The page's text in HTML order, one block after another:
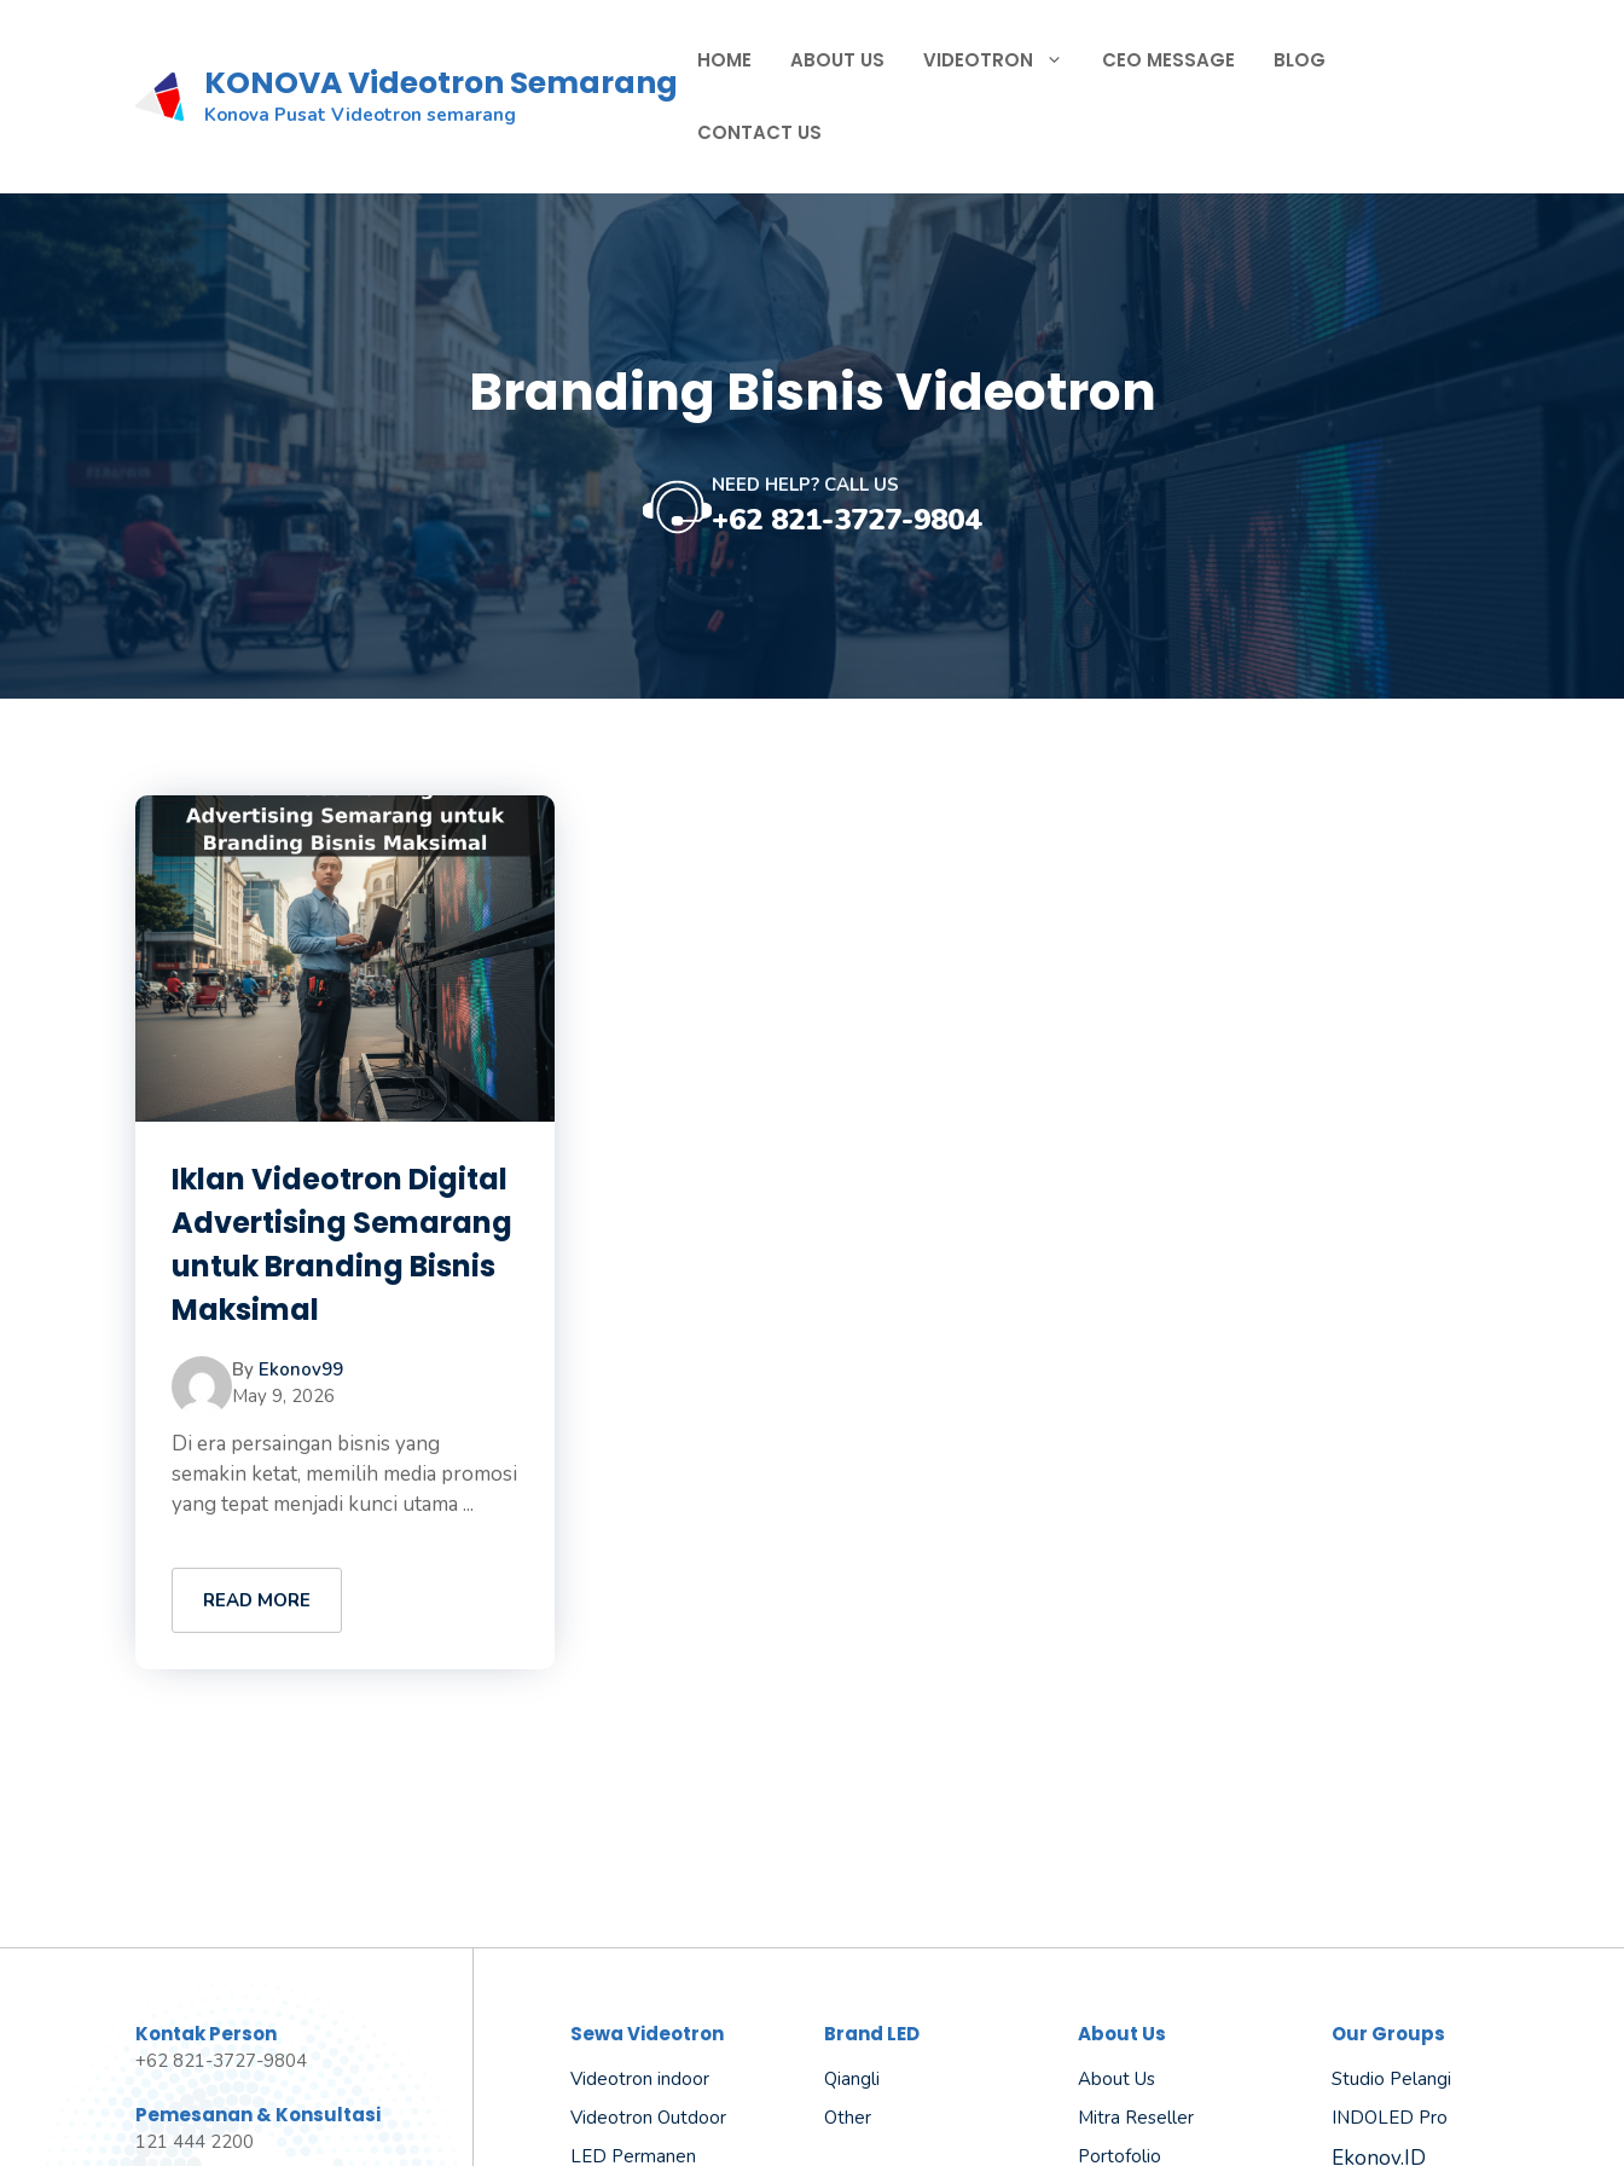
KONOVA Videotron Semarang
Konova Pusat Videotron semarang
HOME ABOUT US VIDEOTRON CEO MESSAGE BLOG
CONTACT US
Branding Bisnis Videotron
NEED HELP? CALL US
+62 821-3727-9804
Iklan Videotron Digital
Advertising Semarang
untuk Branding Bisnis
Maksimal
By Ekonov99
May 9, 2026
Di era persaingan bisnis yang
semakin ketat, memilih media promosi
yang tepat menjadi kunci utama ...
READ MORE
Kontak Person
+62 821-3727-9804
Pemesanan & Konsultasi
121 444 2200
Sewa Videotron
Videotron indoor
Videotron Outdoor
LED Permanen
Brand LED
Qiangli
Other
About Us
About Us
Mitra Reseller
Portofolio
Our Groups
Studio Pelangi
INDOLED Pro
Ekonov.ID